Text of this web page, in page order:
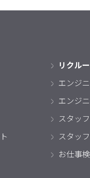
リクル
エンジ
エンジ
スタッ
スタッ
お仕事